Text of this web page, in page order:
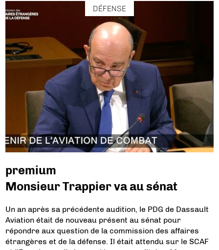
DÉFENSE
premium
Monsieur Trappier va au sénat
Un an après sa précédente audition, le PDG de Dassault
Aviation était de nouveau présent au sénat pour
répondre aux question de la commission des affaires
étrangères et de la défense. Il était attendu sur le SCAF